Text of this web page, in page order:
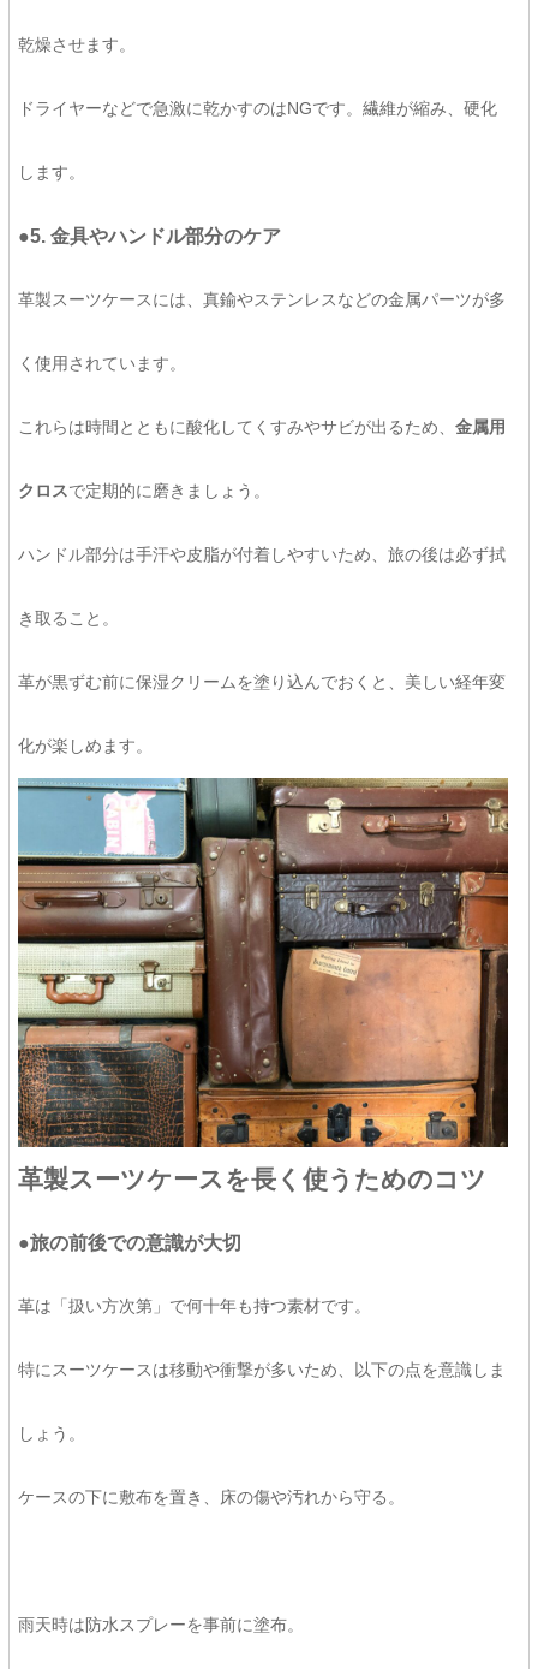
乾燥させます。
ドライヤーなどで急激に乾かすのはNGです。繊維が縮み、硬化
します。
●5. 金具やハンドル部分のケア
革製スーツケースには、真鍮やステンレスなどの金属パーツが多
く使用されています。
これらは時間とともに酸化してくすみやサビが出るため、 金属用
クロスで定期的に磨きましょう。
ハンドル部分は手汗や皮脂が付着しやすいため、旅の後は必ず拭
き取ること。
革が黒ずむ前に保湿クリームを塗り込んでおくと、美しい経年変
化が楽しめます。
革製スーツケースを長く使うためのコツ
●旅の前後での意識が大切
革は「扱い方次第」で何十年も持つ素材です。
特にスーツケースは移動や衝撃が多いため、以下の点を意識しま
しょう。
ケースの下に敷布を置き、床の傷や汚れから守る。
雨天時は防水スプレーを事前に塗布。